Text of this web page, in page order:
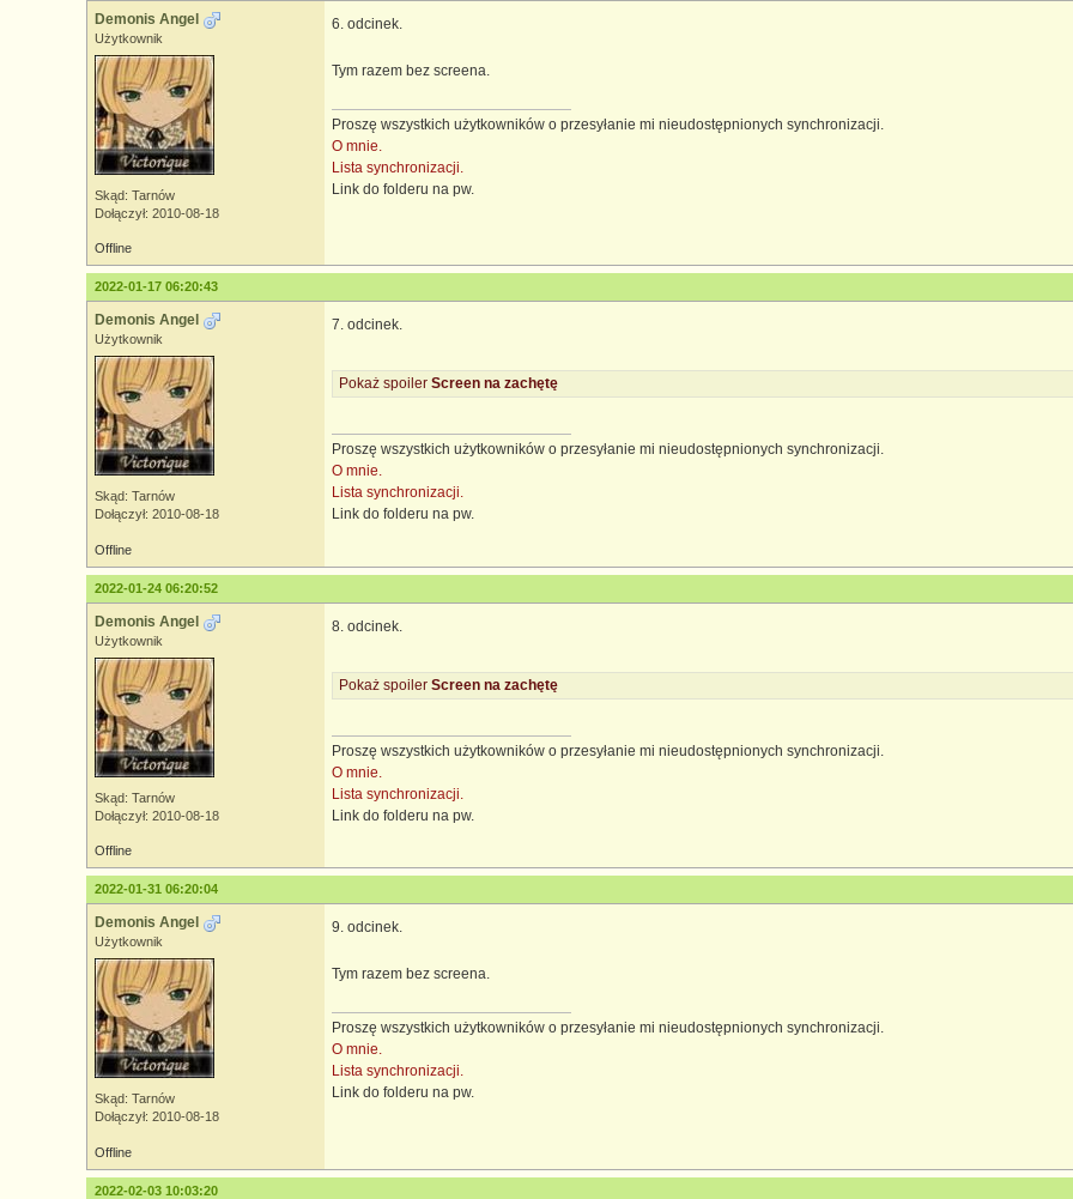
Demonis Angel
Użytkownik
Skąd: Tarnów
Dołączył: 2010-08-18
6. odcinek.
Tym razem bez screena.
Proszę wszystkich użytkowników o przesyłanie mi nieudostępnionych synchronizacji.
O mnie.
Lista synchronizacji.
Link do folderu na pw.
Offline
2022-01-17 06:20:43
Demonis Angel
Użytkownik
Skąd: Tarnów
Dołączył: 2010-08-18
7. odcinek.
Pokaż spoiler Screen na zachętę
Proszę wszystkich użytkowników o przesyłanie mi nieudostępnionych synchronizacji.
O mnie.
Lista synchronizacji.
Link do folderu na pw.
Offline
2022-01-24 06:20:52
Demonis Angel
Użytkownik
Skąd: Tarnów
Dołączył: 2010-08-18
8. odcinek.
Pokaż spoiler Screen na zachętę
Proszę wszystkich użytkowników o przesyłanie mi nieudostępnionych synchronizacji.
O mnie.
Lista synchronizacji.
Link do folderu na pw.
Offline
2022-01-31 06:20:04
Demonis Angel
Użytkownik
Skąd: Tarnów
Dołączył: 2010-08-18
9. odcinek.
Tym razem bez screena.
Proszę wszystkich użytkowników o przesyłanie mi nieudostępnionych synchronizacji.
O mnie.
Lista synchronizacji.
Link do folderu na pw.
Offline
2022-02-03 10:03:20